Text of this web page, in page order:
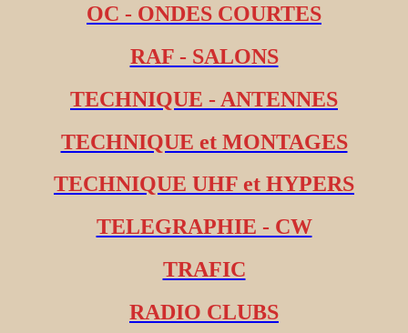
OC - ONDES COURTES
RAF - SALONS
TECHNIQUE - ANTENNES
TECHNIQUE et MONTAGES
TECHNIQUE UHF et HYPERS
TELEGRAPHIE - CW
TRAFIC
RADIO CLUBS